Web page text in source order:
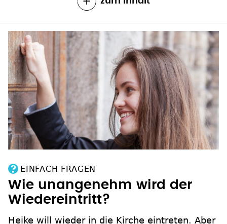
EINFACH FRAGEN
Wie unangenehm wird der
Wiedereintritt?
Heike will wieder in die Kirche eintreten. Aber